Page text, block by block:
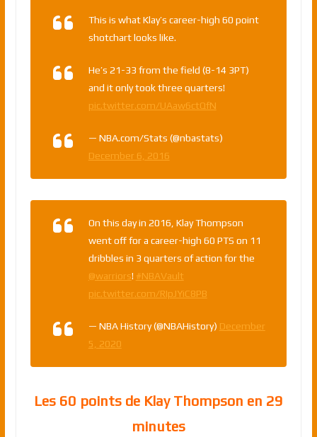
This is what Klay’s career-high 60 point
shotchart looks like.
He’s 21-33 from the field (8-14 3PT)
and it only took three quarters!
pic.twitter.com/UAaw6ctQfN
— NBA.com/Stats (@nbastats)
December 6, 2016
On this day in 2016, Klay Thompson
went off for a career-high 60 PTS on 11
dribbles in 3 quarters of action for the
@warriors! #NBAVault
pic.twitter.com/RIpJYiC8PB
— NBA History (@NBAHistory) December
5, 2020
Les 60 points de Klay Thompson en 29
minutes